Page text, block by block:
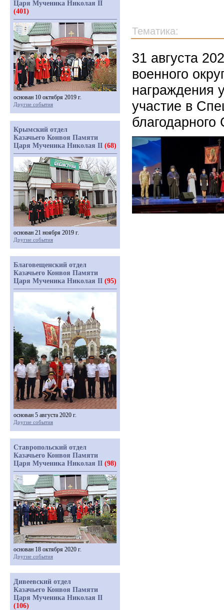
Тематика:
31 августа
военного
награждения
участие в
благодарного
Царя Мученика Николая II
(401)
основан 10 октября 2019 г.
Другие события
Крымский отдел
Казачьего Конвоя Памяти
Царя Мученика Николая II (68)
основан 21 ноября 2019 г.
Другие события
Благовещенский отдел
Казачьего Конвоя Памяти
Царя Мученика Николая II (95)
основан 5 августа 2020 г.
Другие события
Ставропольский отдел
Казачьего Конвоя Памяти
Царя Мученика Николая II (98)
основан 18 октября 2020 г.
Другие события
Дивеевский отдел
Казачьего Конвоя Памяти
Царя Мученика Николая II
(106)